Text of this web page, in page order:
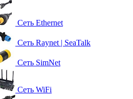
Сеть Ethernet
Сеть Raynet | SeaTalk
Сеть SimNet
Сеть WiFi